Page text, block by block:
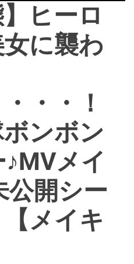
】ヒーロ
に襲わ
・・！
ボンボン
メイ
公開シー
メイキ